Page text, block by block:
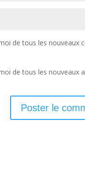
de tous les nouveaux
de tous les nouveaux